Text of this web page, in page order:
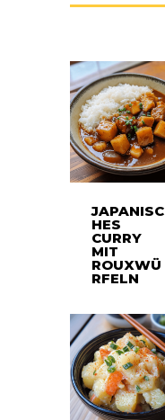
JAPANISC
HES
CURRY
MIT
ROUXWÜ
RFELN